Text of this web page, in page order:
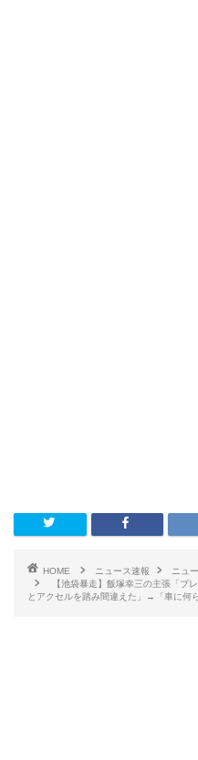
HOME ニュース速報
ニュ
【池袋暴走】飯塚幸三の主張「ブ
とアクセルを踏み間違えた」→「車に何